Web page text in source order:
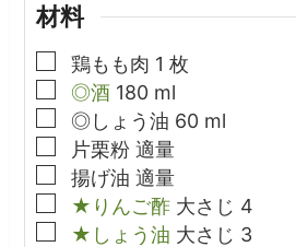
材料
▢
鶏もも肉 1 枚
▢
◎酒 180 ml
▢
◎しょう油 60 ml
▢
片栗粉 適量
▢
揚げ油 適量
▢
★りんご酢 大さじ 4
▢
★しょう油 大さじ 3